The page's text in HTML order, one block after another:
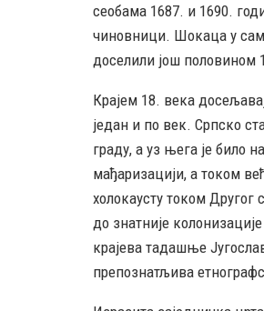
сеобама 1687. и 1690.
чиновници. Шокаца у
доселили још половином
Крајем 18. века
један и по век. Српско
граду, а уз њега је било
мађаризацији, а током
холокаусту током Другог
до знатније
крајева тадашње
препознатљива